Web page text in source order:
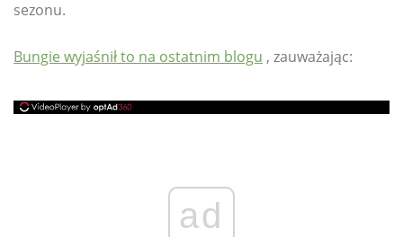
sezonu.
Bungie wyjaśnił to na ostatnim blogu , zauważając:
ad